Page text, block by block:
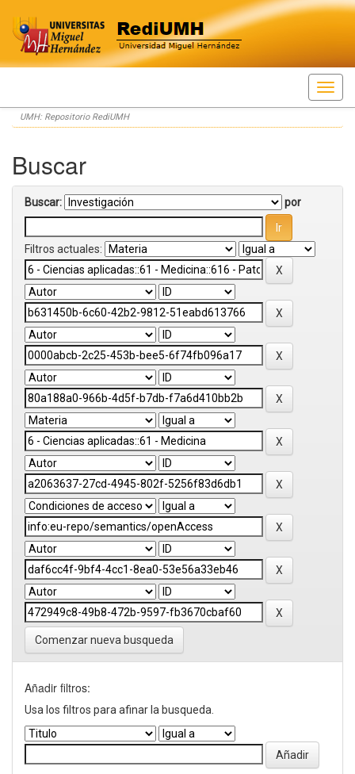
Skip
navigation
UMH: Repositorio RediUMH
Buscar
Buscar: por
Filtros actuales:
Comenzar nueva busqueda
Añadir filtros:
Usa los filtros para afinar la busqueda.